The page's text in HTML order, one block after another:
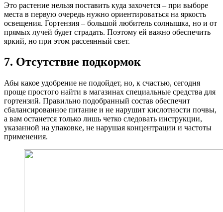
Это растение нельзя поставить куда захочется – при выборе
места в первую очередь нужно ориентироваться на яркость
освещения. Гортензия – большой любитель солнышка, но и от
прямых лучей будет страдать. Поэтому ей важно обеспечить
яркий, но при этом рассеянный свет.
7. Отсутствие подкормок
Абы какое удобрение не подойдет, но, к счастью, сегодня
проще простого найти в магазинах специальные средства для
гортензий. Правильно подобранный состав обеспечит
сбалансированное питание и не нарушит кислотности почвы,
а вам останется только лишь четко следовать инструкции,
указанной на упаковке, не нарушая концентрации и частоты
применения.